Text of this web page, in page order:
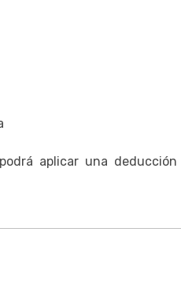
aplicar una deducción